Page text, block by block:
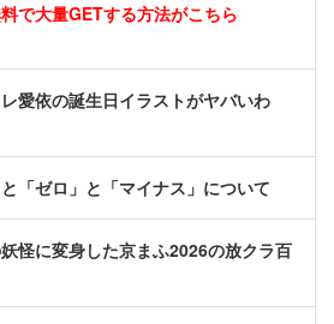
で大量GETする方法がこちら
愛依の誕生日イラストがヤバいわ
「ゼロ」と「マイナス」について
怪に変身した京まふ2026の放クラ百